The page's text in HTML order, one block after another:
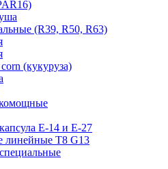
(R39, R50, R63)
(кукуруза)
Е-14 и Е-27
линейные T8 G13